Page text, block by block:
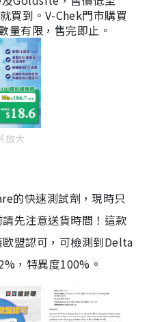
買到。V-Chek門市購買
量有限，售完即止。
放大
的快速測試劑，現時只
先注意送貨時間！這款
盟認可，可檢測到Delta
，特異度100%。